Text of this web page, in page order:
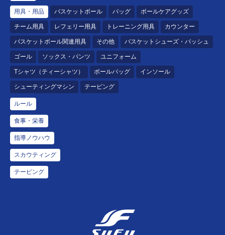
用具・用品 バスケットボール バッグ ボールケアグッズ
チーム用具 レフェリー用具 トレーニング用具 カウンター
バスケットボール関連用具 その他 バスケットシューズ・バッシュ
ゴール ソックス・パンツ ユニフォーム
Tシャツ（ティーシャツ） ボールバッグ インソール
シューティングマシン テーピング
ルール
食事・栄養
指導ノウハウ
スカウティング
テーピング